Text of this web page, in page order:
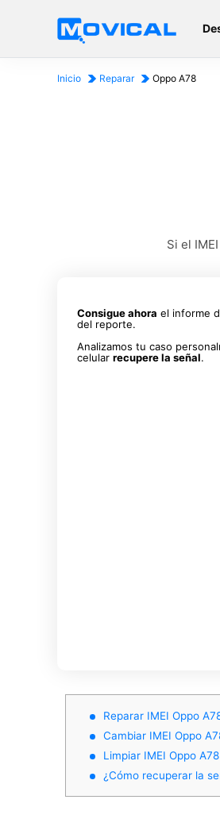
Inicio Reparar Oppo A78
Si el
Consigue ahora el informe
del reporte.
Analizamos tu caso
celular recupere la señal.
Reparar IMEI Oppo
Cambiar IMEI Oppo
Limpiar IMEI Oppo A78
¿Cómo recuperar la